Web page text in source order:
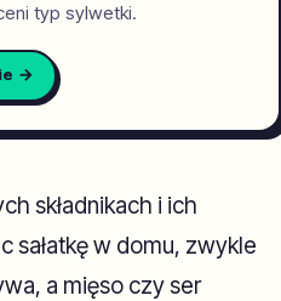
typ sylwetki.
→
składnikach i ich
sałatkę w domu, zwykle
a mięso czy ser